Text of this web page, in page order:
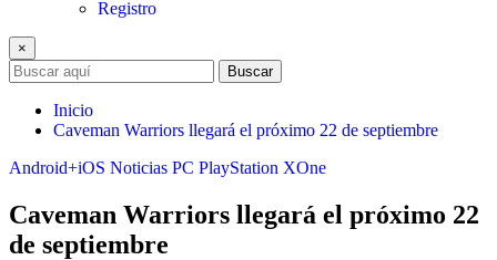
Registro
×
Buscar
Inicio
Caveman Warriors llegará el próximo 22 de septiembre
Android+iOS Noticias PC PlayStation XOne
Caveman Warriors llegará el próximo 22
de septiembre